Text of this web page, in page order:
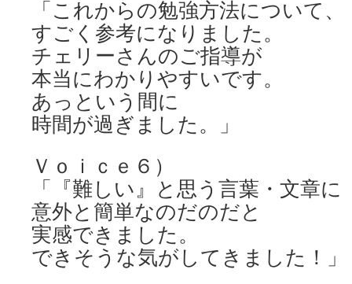
「これからの勉強方法について、
すごく参考になりました。
チェリーさんのご指導が
本当にわかりやすいです。
あっという間に
時間が過ぎました。」
Ｖｏｉｃｅ６）
「『難しい』と思う言葉・文章に
意外と簡単なのだのだと
実感できました。
できそうな気がしてきました！」